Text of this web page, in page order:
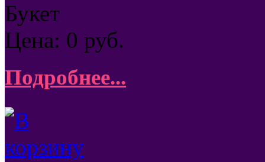
Букет
Цена: 0 руб.
Подробнее...